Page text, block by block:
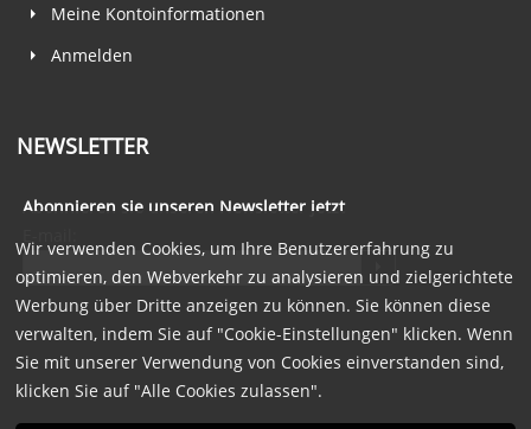
Meine Kontoinformationen
Anmelden
NEWSLETTER
Abonnieren sie unseren Newsletter jetzt
Wir verwenden Cookies, um Ihre Benutzererfahrung zu
optimieren, den Webverkehr zu analysieren und zielgerichtete
Werbung über Dritte anzeigen zu können. Sie können diese
verwalten, indem Sie auf "Cookie-Einstellungen" klicken. Wenn
Sie mit unserer Verwendung von Cookies einverstanden sind,
klicken Sie auf "Alle Cookies zulassen".